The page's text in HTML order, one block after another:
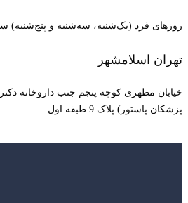
روزهای فرد (یک‌شنبه، سه‌شنبه و پنج‌شنبه) ساعت 15:00
تهران اسلامشهر
خیابان مطهری کوچه پنجم جنب داروخانه
پزشکان پاستور) پلاک 9 طبقه اول